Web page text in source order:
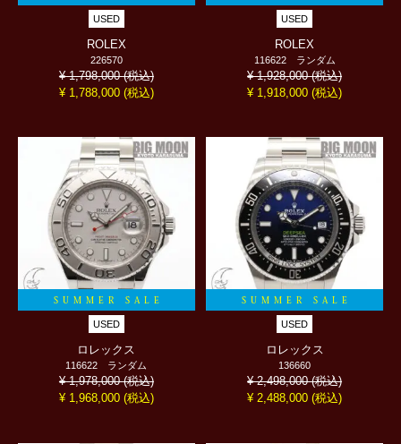
USED
ROLEX
226570
¥ 1,798,000(税込)
¥ 1,788,000 (税込)
USED
ROLEX
116622 ランダム
¥ 1,928,000(税込)
¥ 1,918,000(税込)
SUMMER SALE
USED
ロレックス
116622 ランダム
¥ 1,978,000(税込)
¥ 1,968,000 (税込)
SUMMER SALE
USED
ロレックス
136660
¥ 2,498,000(税込)
¥ 2,488,000(税込)